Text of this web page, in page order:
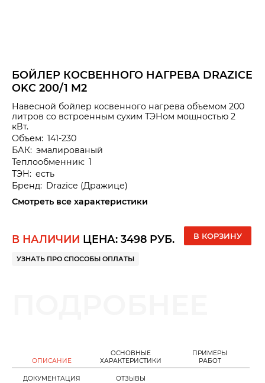
БОЙЛЕР КОСВЕННОГО НАГРЕВА DRAZICE
OKC 200/1 M2
Навесной бойлер косвенного нагрева объемом 200
литров со встроенным сухим ТЭНом мощностью 2
кВт.
Объем: 141-230
БАК: эмалированый
Теплообменник: 1
ТЭН: есть
Бренд: Drazice (Дражице)
Смотреть все характеристики
В НАЛИЧИИ ЦЕНА: 3498 РУБ. В КОРЗИНУ
УЗНАТЬ ПРО СПОСОБЫ ОПЛАТЫ
ОПИСАНИЕ
ОСНОВНЫЕ
ХАРАКТЕРИСТИКИ
ПРИМЕРЫ
РАБОТ
ДОКУМЕНТАЦИЯ ОТЗЫВЫ